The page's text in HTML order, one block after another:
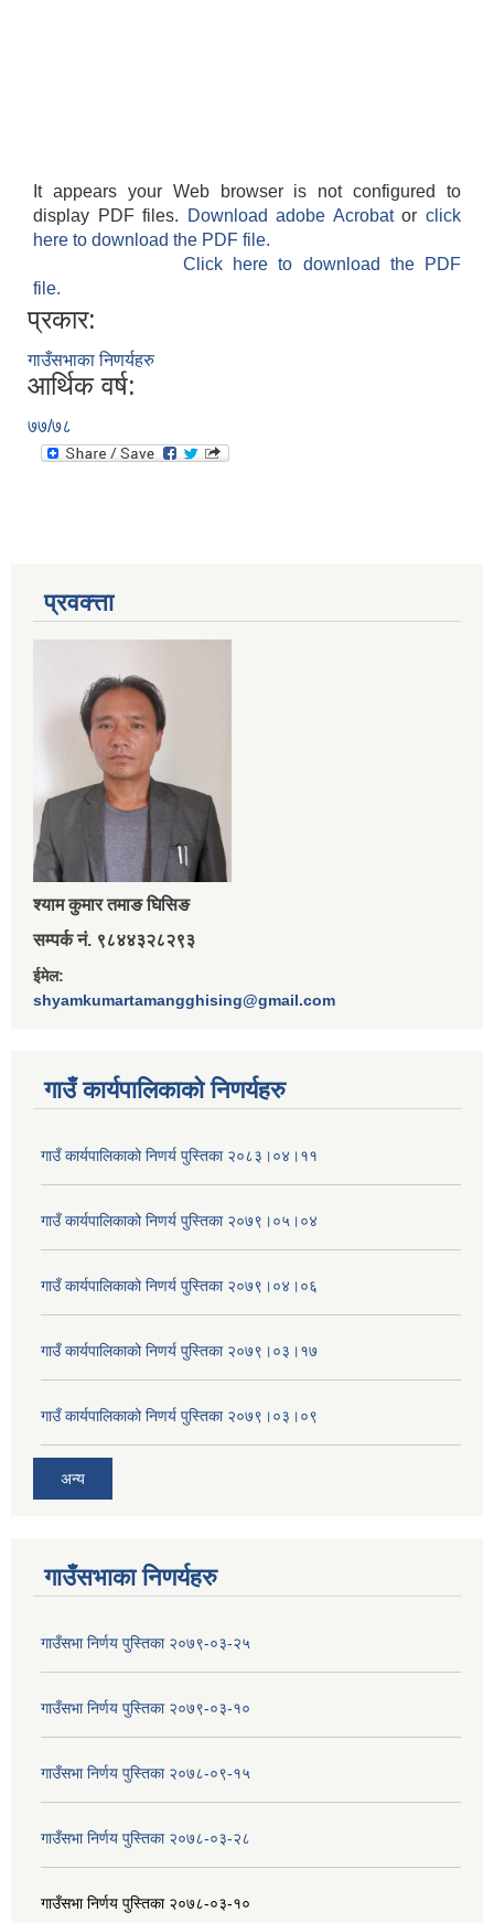
It appears your Web browser is not configured to
display PDF files.
Download adobe Acrobatorclick
here to download the PDF file.
Click here to download the PDF
file.
प्रकार:
गाउँसभाका निणर्यहरु
आर्थिक वर्ष:
७७/७८
प्रवक्त्ता
श्‍याम कुमार तमाङ घिसिङ
सम्पर्क नं. ९८४४३२८२९३
ईमेल:
shyamkumartamangghising@gmail.com
गाउँ कार्यपालिकाकाे निणर्यहरु
गाउँ कार्यपालिकाको निणर्य पुस्तिका २०८३।०४।११
गाउँ कार्यपालिकाको निणर्य पुस्तिका २०७९।०५।०४
गाउँ कार्यपालिकाको निणर्य पुस्तिका २०७९।०४।०६
गाउँ कार्यपालिकाको निणर्य पुस्तिका २०७९।०३।१७
गाउँ कार्यपालिकाको निणर्य पुस्तिका २०७९।०३।०९
अन्य
गाउँसभाका निणर्यहरु
गाउँसभा निर्णय पुस्तिका २०७९-०३-२५
गाउँसभा निर्णय पुस्तिका २०७९-०३-१०
गाउँसभा निर्णय पुस्तिका २०७८-०९-१५
गाउँसभा निर्णय पुस्तिका २०७८-०३-२८
गाउँसभा निर्णय पुस्तिका २०७८-०३-१०